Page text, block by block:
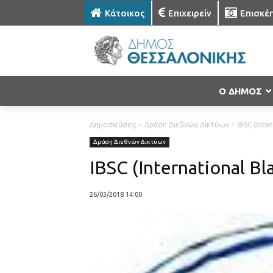
Κάτοικος Επιχειρείν
Ο ΔΗΜΟΣ
Δημοσιεύσεις Δράση Διεθνών Δικτύων IBSC
Δράση Διεθνών Δικτύων
IBSC (International
26/03/2018 14:00